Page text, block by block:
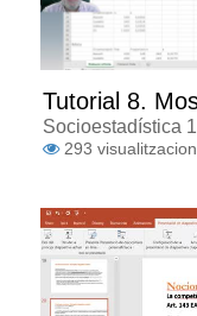
Tutorial 8.
Socioestadística
293